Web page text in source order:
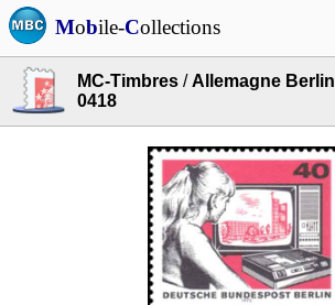
Mobile-Collections
MC-Timbres /Allemagne Berlin
0418